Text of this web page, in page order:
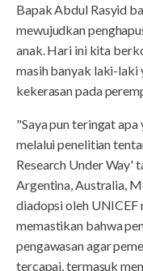
Bapak Abdul Rasyid
mewujudkan
anak. Hari ini kita
masih banyak laki-laki
kekerasan pada
"Saya pun teringat
melalui penelitian
Research Under Way'
Argentina, Australia,
diadopsi oleh
memastikan bahwa
pengawasan agar
tercapai, termasuk